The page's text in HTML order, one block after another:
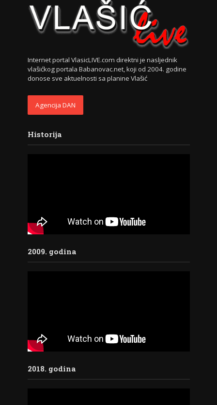
Internet portal VlasicLIVE.com direktni je nasljednik
vlašićkog portala Babanovac.net, koji od 2004. godine
donose sve aktuelnosti sa planine Vlašić
Agencija DAN
Historija
2009. godina
2018. godina